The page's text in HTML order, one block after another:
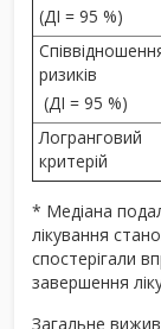
(ДІ = 95 %)
ризиків
(ДІ = 95 %)
Логранговий
критерій
* Медіана
лікування
спостерігали
завершення
Загальне